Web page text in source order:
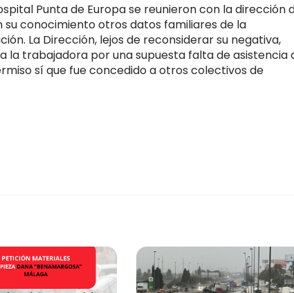
Punta de Europa se reunieron con la dirección
conocimiento otros datos familiares de la
La Dirección, lejos de reconsiderar su negativa,
la trabajadora por una supuesta falta de asistencia
sí que fue concedido a otros colectivos de